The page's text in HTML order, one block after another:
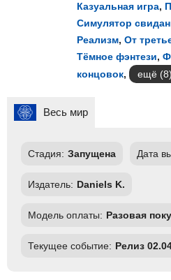
Казуальная игра,
Симулятор
Реализм, От
Тёмное фэнтези,
концовок, ещё (8)
Весь мир
Стадия: Запущена Дата
Издатель: Daniels K.
Модель оплаты: Разовая
Текущее событие: Релиз